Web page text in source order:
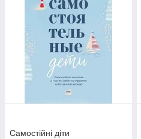
Самостійні діти